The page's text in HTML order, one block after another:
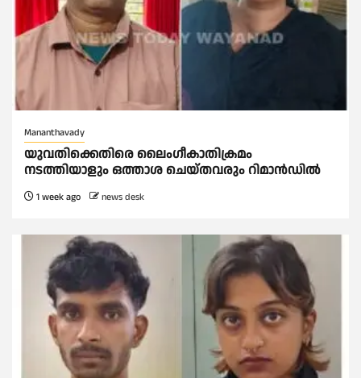
Mananthavady
യുവതിക്കെതിരെ ലൈംഗീകാതിക്രമം
നടത്തിയാളും ഒത്താശ ചെയ്തവരും റിമാൻഡിൽ
1 week ago news desk